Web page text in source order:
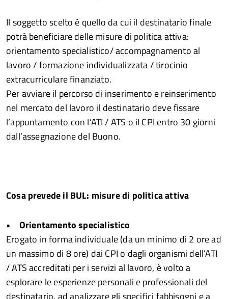
Il soggetto scelto è quello da cui il destinatario finale
potrà beneficiare delle misure di politica attiva:
orientamento specialistico/ accompagnamento al
lavoro / formazione individualizzata / tirocinio
extracurriculare finanziato.
Per avviare il percorso di inserimento e reinserimento
nel mercato del lavoro il destinatario deve fissare
l’appuntamento con l’ATI / ATS o il CPI entro 30 giorni
dall’assegnazione del Buono.
Cosa prevede il BUL: misure di politica attiva
• Orientamento specialistico
Erogato in forma individuale (da un minimo di 2 ore ad
un massimo di 8 ore) dai CPI o dagli organismi dell’ATI
/ ATS accreditati per i servizi al lavoro, è volto a
esplorare le esperienze personali e professionali del
destinatario, ad analizzare gli specifici fabbisogni e a